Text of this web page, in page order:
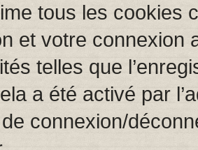
tous les cookies
et votre connexion
telles que
a été activé par
connexion/